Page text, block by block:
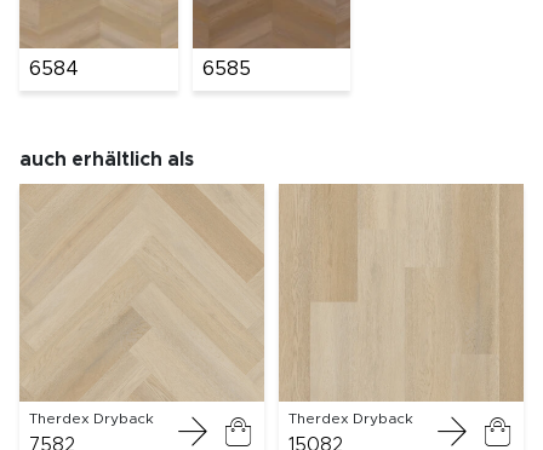
6584 6585
auch erhältlich als
Therdex Dryback
7582
Therdex Dryback
15082